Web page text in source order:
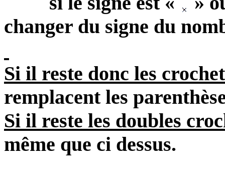
changer du signe du
Si il reste donc les
remplacent les
Si il reste les doubles
même que ci dessus.